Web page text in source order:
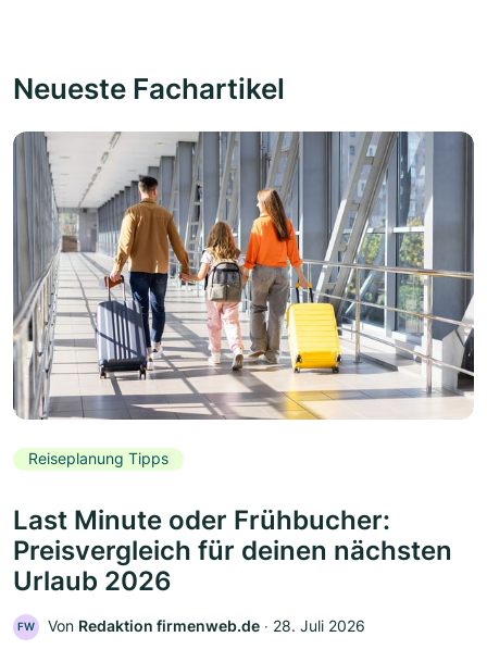
Neueste Fachartikel
Reiseplanung Tipps
Last Minute oder Frühbucher:
Preisvergleich für deinen nächsten
Urlaub 2026
FW Von Redaktion firmenweb.de ‧ 28. Juli 2026